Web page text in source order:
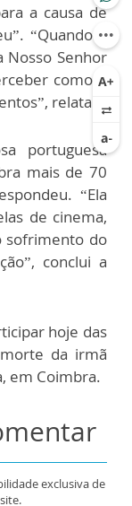
a causa de
“Quando o
Nosso Senhor
como é
relata.
portuguesa
mais de 70
“Ela
de cinema,
sofrimento do
conclui a
hoje das
da irmã
em Coimbra.
exclusiva de